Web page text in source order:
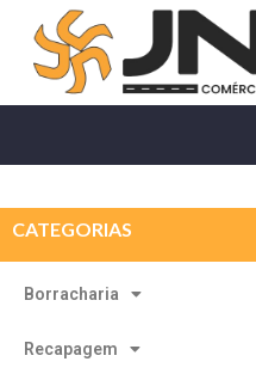
CATEGORIAS
Borracharia
Recapagem